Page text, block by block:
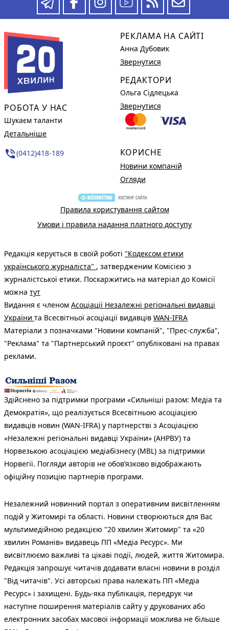
РОБОТА У НАС
Шукаєм таланти
Детальніше
phone_in_talk(0412)418-189
РЕКЛАМА НА САЙТІ
Анна Дубовик
Звернутися
РЕДАКТОРИ
Ольга Сідлецька
Звернутися
КОРИСНЕ
Новини компаній
Огляди
Правила користування сайтом
Умови і правила надання платного доступу
Редакція керується в своїй роботі "Кодексом етики
українського журналіста" , затвердженим Комісією з
журналістської етики. Поскаржитись на матеріал до Комісії
можна тут
Видання є членом Асоціації Незалежні регіональні видавці
України та Всесвітньої асоціації видавців WAN-IFRA
Матеріали з позначками "Новини компаній", "Прес-служба",
"Реклама" та "Партнерський проєкт" опубліковані на правах
реклами.
Здійснено за підтримки програми «Сильніші разом: Медіа та
Демократія», що реалізується Всесвітньою асоціацією
видавців новин (WAN-IFRA) у партнерстві з Асоціацією
«Незалежні регіональні видавці України» (АНРВУ) та
Норвезькою асоціацією медіабізнесу (MBL) за підтримки
Норвегії. Погляди авторів не обов’язково відображають
офіційну позицію партнерів програми.
Незалежний новинний портал з оперативним висвітленням
подій у Житомирі та області. Новини створюються для Вас
мультимедійною редакцією "20 хвилин Житомир" та «20
хвилин Романів» видавець ПП «Медіа Ресурс». Ми
висвітлюємо важливі та цікаві події, людей, життя Житомира.
Редакція запрошує читачів додавати власні новини в розділ
"Від читачів". Усі авторські права належать ПП «Медіа
Ресурс» і захищені. Будь-яка публiкацiя, передрук чи
наступне поширення матеріалів сайту у друкованих або
електронних засобах масової інформації можлива не більше